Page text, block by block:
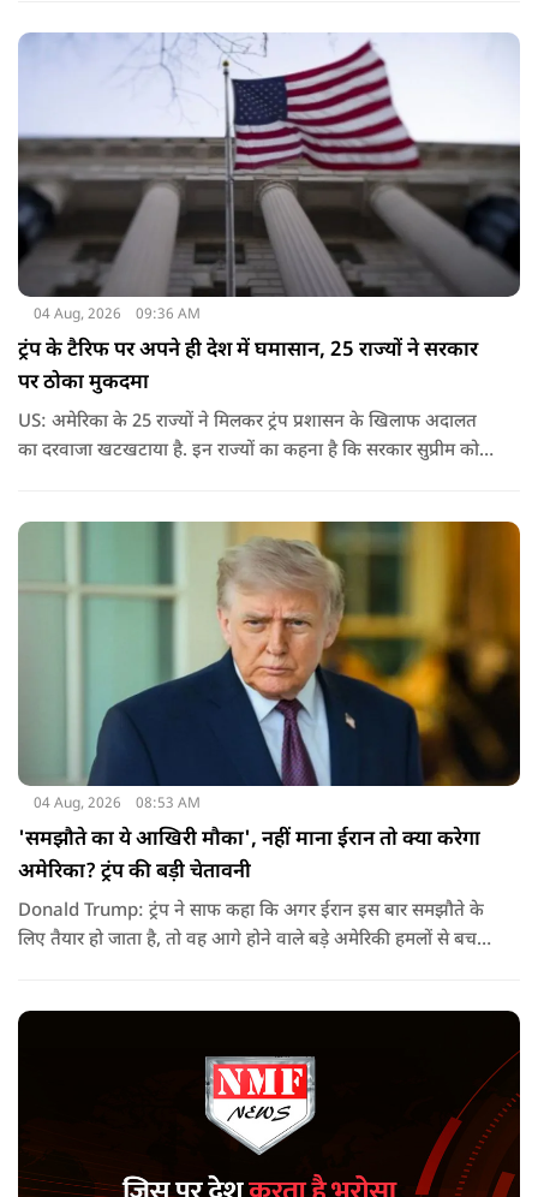
04 Aug, 2026 09:36 AM
ट्रंप के टैरिफ पर अपने ही देश में घमासान, 25 राज्यों ने सरकार
पर ठोका मुकदमा
US: अमेरिका के 25 राज्यों ने मिलकर ट्रंप प्रशासन के खिलाफ अदालत
का दरवाजा खटखटाया है. इन राज्यों का कहना है कि सरकार सुप्रीम कोर्ट
04 Aug, 2026 08:53 AM
'समझौते का ये आखिरी मौका', नहीं माना ईरान तो क्या करेगा
अमेरिका? ट्रंप की बड़ी चेतावनी
Donald Trump: ट्रंप ने साफ कहा कि अगर ईरान इस बार समझौते के
लिए तैयार हो जाता है, तो वह आगे होने वाले बड़े अमेरिकी हमलों से बच